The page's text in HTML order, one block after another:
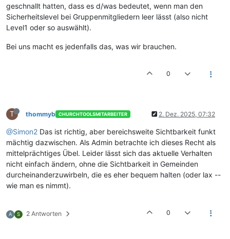
geschnallt hatten, dass es d/was bedeutet, wenn man den
Sicherheitslevel bei Gruppenmitgliedern leer lässt (also nicht
Level1 oder so auswählt).
Bei uns macht es jedenfalls das, was wir brauchen.
0
T thommyb CHURCHTOOLSMITARBEITER 2. Dez. 2025, 07:32
@Simon2 Das ist richtig, aber bereichsweite Sichtbarkeit funkt
mächtig dazwischen. Als Admin betrachte ich dieses Recht als
mittelprächtiges Übel. Leider lässt sich das aktuelle Verhalten
nicht einfach ändern, ohne die Sichtbarkeit in Gemeinden
durcheinanderzuwirbeln, die es eher bequem halten (oder lax --
wie man es nimmt).
A S 2 Antworten 0